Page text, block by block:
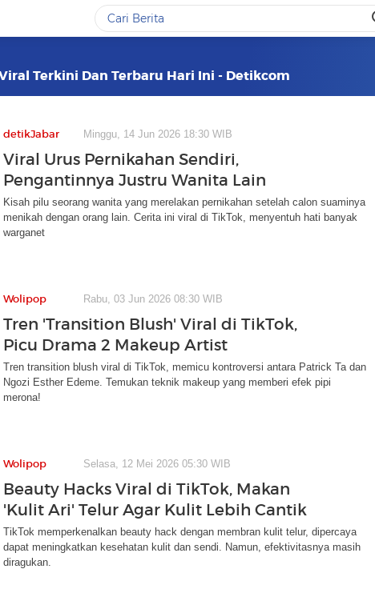
Terkini Dan Terbaru Hari Ini - Detikcom
detikJabar Minggu, 14 Jun 2026 18:30 WIB
Viral Urus Pernikahan Sendiri,
Pengantinnya Justru Wanita Lain
Kisah pilu seorang wanita yang merelakan pernikahan setelah calon suaminya
menikah dengan orang lain. Cerita ini viral di TikTok, menyentuh hati banyak
warganet
Wolipop Rabu, 03 Jun 2026 08:30 WIB
Tren 'Transition Blush' Viral di TikTok,
Picu Drama 2 Makeup Artist
Tren transition blush viral di TikTok, memicu kontroversi antara Patrick Ta dan
Ngozi Esther Edeme. Temukan teknik makeup yang memberi efek pipi
merona!
Wolipop Selasa, 12 Mei 2026 05:30 WIB
Beauty Hacks Viral di TikTok, Makan
'Kulit Ari' Telur Agar Kulit Lebih Cantik
TikTok memperkenalkan beauty hack dengan membran kulit telur, dipercaya
dapat meningkatkan kesehatan kulit dan sendi. Namun, efektivitasnya masih
diragukan.